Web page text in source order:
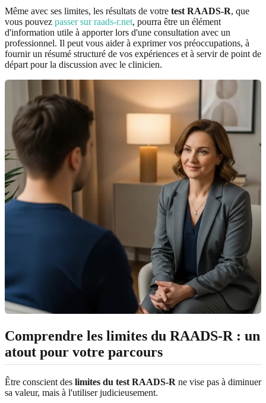
Même avec ses limites, les résultats de votre test RAADS-R, que
vous pouvez passer sur raads-r.net, pourra être un élément
d'information utile à apporter lors d'une consultation avec un
professionnel. Il peut vous aider à exprimer vos préoccupations, à
fournir un résumé structuré de vos expériences et à servir de point de
départ pour la discussion avec le clinicien.
Comprendre les limites du RAADS-R : un
atout pour votre parcours
Être conscient des limites du test RAADS-R ne vise pas à diminuer
sa valeur, mais à l'utiliser judicieusement.